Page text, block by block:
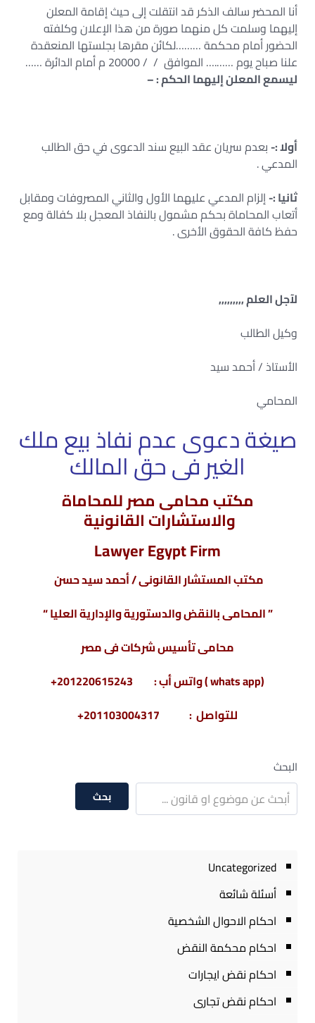
أنا المحضر سالف الذكر قد انتقلت إلى حيث إقامة المعلن
إليهما وسلمت كل منهما صورة من هذا الإعلان وكلفته
الحضور أمام محكمة ………لكائن مقرها بجلستها المنعقدة
علنا صباح يوم …….… الموافق / / 20000 م أمام الدائرة ……
ليسمع المعلن إليهما الحكم : –
أولا :-بعدم سريان عقد البيع سند الدعوى في حق الطالب
المدعي .
ثانيا :-إلزام المدعي عليهما الأول والثاني المصروفات ومقابل
أتعاب المحاماة بحكم مشمول بالنفاذ المعجل بلا كفالة ومع
حفظ كافة الحقوق الأخرى .
لآجل العلم ,,,,,,,,,
وكيل الطالب
الأستاذ / أحمد سيد
المحامي
صيغة دعوى عدم نفاذ بيع ملك
الغير فى حق المالك
مكتب محامى مصر للمحاماة
والاستشارات القانونية
Lawyer Egypt Firm
مكتب المستشار القانونى / أحمد سيد حسن
” المحامى بالنقض والدستورية والإدارية العليا “
محامى تأسيس شركات فى مصر
(whats app ) واتس أب : 201220615243+
للتواصل : 201103004317+
البحث
بحث
Uncategorized
أسئلة شائعة
احكام الاحوال الشخصية
احكام محكمة النقض
احكام نقض ايجارات
احكام نقض تجارى